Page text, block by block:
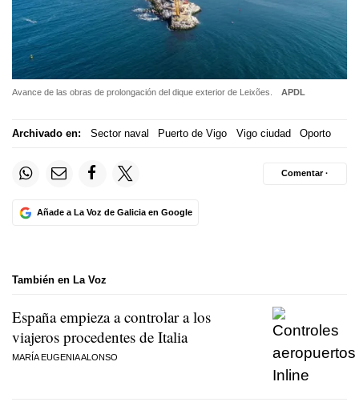
Avance de las obras de prolongación del dique exterior de Leixões. APDL
Archivado en: Sector naval Puerto de Vigo Vigo ciudad Oporto
Añade a La Voz de Galicia en Google
Comentar ·
También en La Voz
España empieza a controlar a los
viajeros procedentes de Italia
MARÍA EUGENIA ALONSO